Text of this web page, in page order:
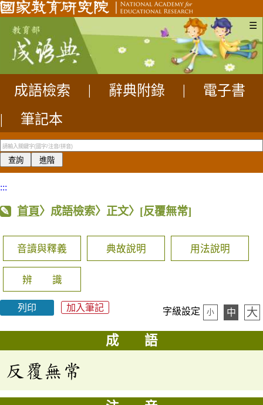
☰
成語檢索 辭典附錄
電子書
|
筆記本
:::
首頁〉成語檢索〉正文〉 [反覆無常]
音讀與釋義 典故說明 用法說明
辨 識
列印 加入筆記 字級設定 小 中 大
成 語
反覆無常